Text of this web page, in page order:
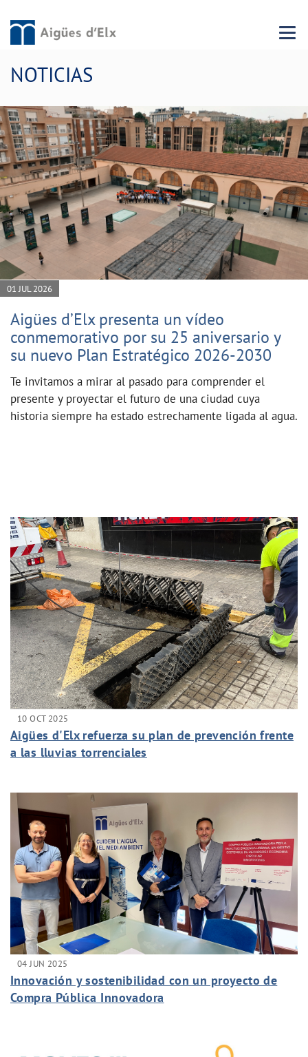
Menu
NOTICIAS
01 JUL 2026
Aigües d’Elx presenta un vídeo
conmemorativo por su 25 aniversario y
su nuevo Plan Estratégico 2026-2030
Te invitamos a mirar al pasado para comprender el
presente y proyectar el futuro de una ciudad cuya
historia siempre ha estado estrechamente ligada al agua.
10 OCT 2025
Aigües d'Elx refuerza su plan de prevención frente
a las lluvias torrenciales
04 JUN 2025
Innovación y sostenibilidad con un proyecto de
Compra Pública Innovadora